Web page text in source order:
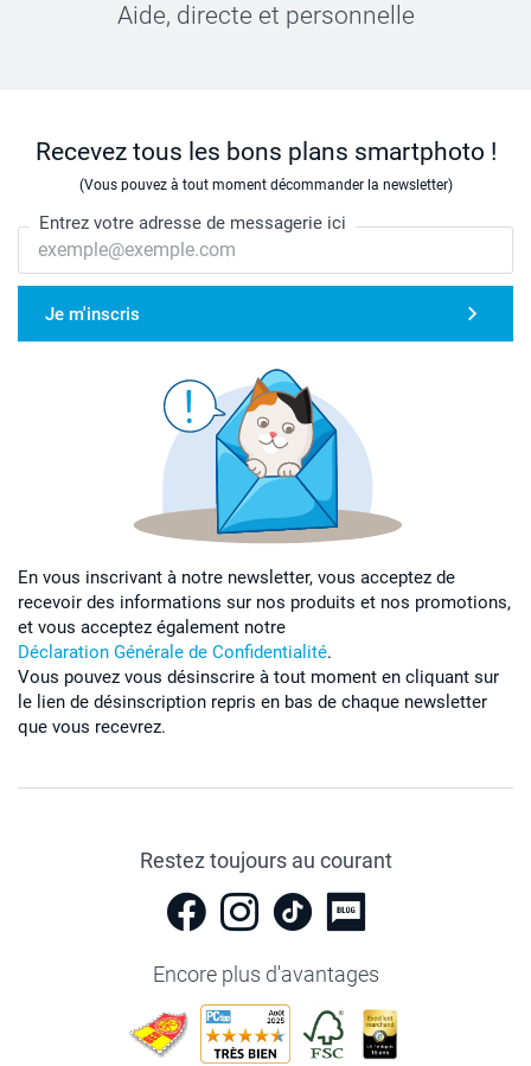
Aide, directe et personnelle
Recevez tous les bons plans smartphoto !
(Vous pouvez à tout moment décommander la newsletter)
Entrez votre adresse de messagerie ici
Je m'inscris
En vous inscrivant à notre newsletter, vous acceptez de
recevoir des informations sur nos produits et nos promotions,
et vous acceptez également notre
Déclaration Générale de Confidentialité.
Vous pouvez vous désinscrire à tout moment en cliquant sur
le lien de désinscription repris en bas de chaque newsletter
que vous recevrez.
Restez toujours au courant
Encore plus d'avantages